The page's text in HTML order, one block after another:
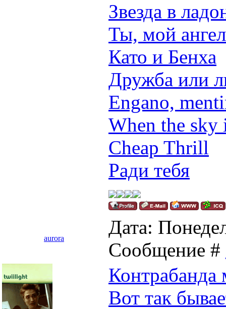
Звезда в
Ты, мой
Като и Бенха
Дружба или
Engano,
When the
Cheap Thrill
Ради тебя
aurora
Дата:
Сообщение #
Контрабанда
Вот так